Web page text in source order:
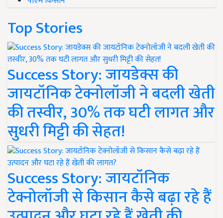
Top Stories
Success Story: जायडेक्स की
जायटॉनिक टेक्नोलॉजी ने बदली खेती
की तस्वीर, 30% तक घटी लागत और
सुधरी मिट्टी की सेहत!
Success Story: जायटॉनिक
टेक्नोलॉजी से किसान कैसे बढ़ा रहे हैं